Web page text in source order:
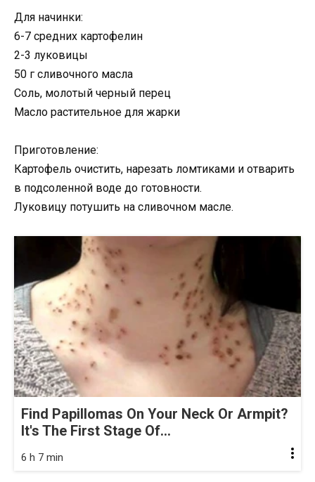
Для начинки:
6-7 средних картофелин
2-3 луковицы
50 г сливочного масла
Соль, молотый черный перец
Масло растительное для жарки
Приготовление:
Картофель очистить, нарезать ломтиками и отварить
в подсоленной воде до готовности.
Луковицу потушить на сливочном масле.
Find Papillomas On Your Neck Or Armpit?
It's The First Stage Of...
6 h 7 min